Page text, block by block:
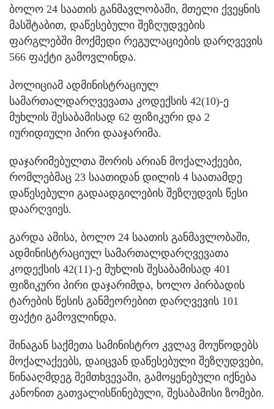
ბოლო 24 საათის განმავლობაში, მთელი ქვეყნის
მასშტაბით, დაწესებული შეზღუდვების
ფარგლებში მოქმედი რეგულაციების დარღვევის
566 ფაქტი გამოვლინდა.
პოლიციამ ადმინისტრაციულ
სამართალდარღვევათა კოდექსის 42(10)-ე
მუხლის შესაბამისად 62 ფიზიკური და 2
იურიდიული პირი დააჯარიმა.
დაჯარიმებულთა შორის არიან მოქალაქეები,
რომლებმაც 23 საათიდან დილის 4 საათამდე
დაწესებული გადაადგილების შეზღუდვის წესი
დაარღვიეს.
გარდა ამისა, ბოლო 24 საათის განმავლობაში,
ადმინისტრაციულ სამართალდარღვევათა
კოდექსის 42(11)-ე მუხლის შესაბამისად 401
ფიზიკური პირი დაჯარიმდა, ხოლო პირბადის
ტარების წესის განმეორებით დარღვევის 101
ფაქტი გამოვლინდა.
შინაგან საქმეთა სამინისტრო კვლავ მოუწოდებს
მოქალაქეებს, დაიცვან დაწესებული შეზღუდვები,
წინააღმდეგ შემთხვევაში, გამოყენებული იქნება
კანონით გათვალისწინებული, შესაბამისი ზომები.